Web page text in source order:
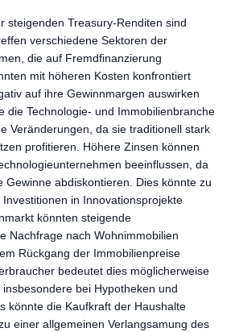
steigenden Treasury-Renditen sind
verschiedene Sektoren der
die auf Fremdfinanzierung
mit höheren Kosten konfrontiert
auf ihre Gewinnmargen auswirken
die Technologie- und Immobilienbranche
Veränderungen, da sie traditionell stark
profitieren. Höhere Zinsen können
beeinflussen, da
Gewinne abdiskontieren. Dies könnte zu
in Innovationsprojekte
könnten steigende
Nachfrage nach Wohnimmobilien
Rückgang der Immobilienpreise
bedeutet dies möglicherweise
bei Hypotheken und
könnte die Kaufkraft der Haushalte
einer allgemeinen Verlangsamung des